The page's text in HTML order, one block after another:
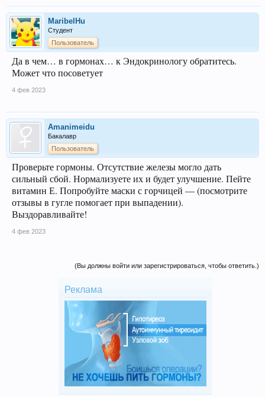
MaribelHu
Студент
Пользователь
Да в чем… в гормонах… к Эндокринологу обратитесь.
Может что посоветует
4 фев 2023
Amanimeidu
Бакалавр
Пользователь
Проверьте гормоны. Отсутствие железы могло дать
сильный сбой. Нормализуете их и будет улучшение. Пейте
витамин Е. Попробуйте маски с горчицей — (посмотрите
отзывы в гугле помогает при выпадении).
Выздоравливайте!
4 фев 2023
(Вы должны войти или зарегистрироваться, чтобы ответить.)
Реклама